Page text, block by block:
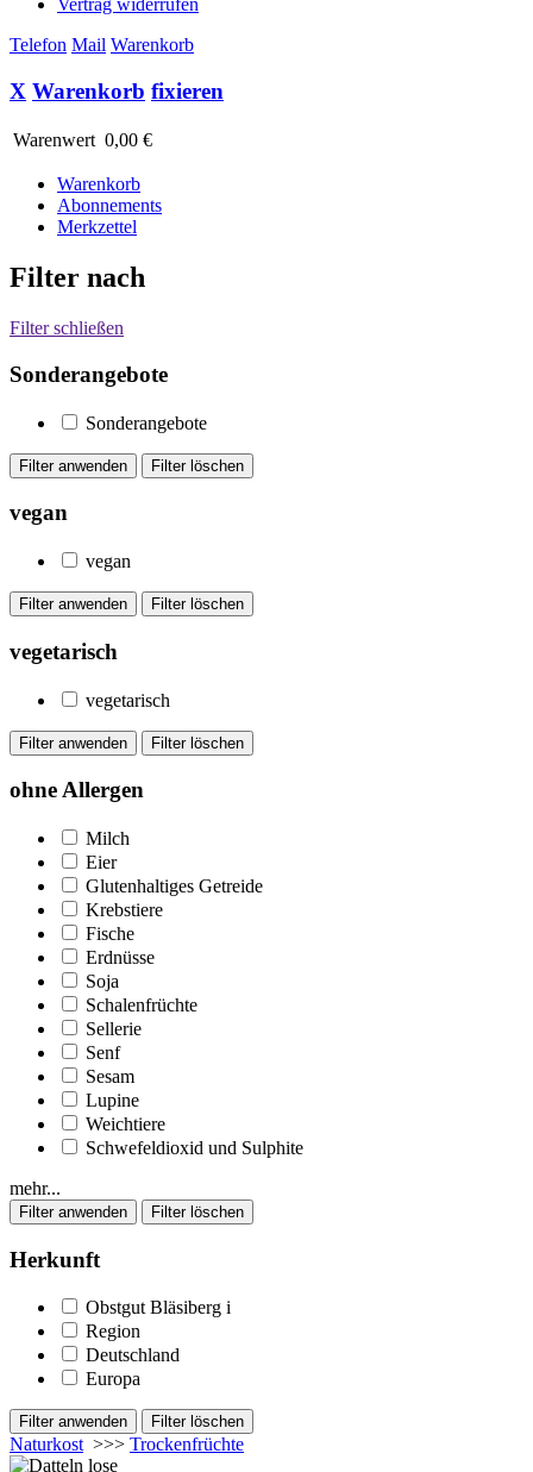
Vertrag widerrufen
Telefon Mail Warenkorb
X Warenkorb fixieren
Warenwert 0,00 €
Warenkorb
Abonnements
Merkzettel
Filter nach
Filter schließen
Sonderangebote
Sonderangebote
vegan
vegan
vegetarisch
vegetarisch
ohne Allergen
Milch
Eier
Glutenhaltiges Getreide
Krebstiere
Fische
Erdnüsse
Soja
Schalenfrüchte
Sellerie
Senf
Sesam
Lupine
Weichtiere
Schwefeldioxid und Sulphite
mehr...
Herkunft
Obstgut Bläsiberg i
Region
Deutschland
Europa
Naturkost >>> Trockenfrüchte